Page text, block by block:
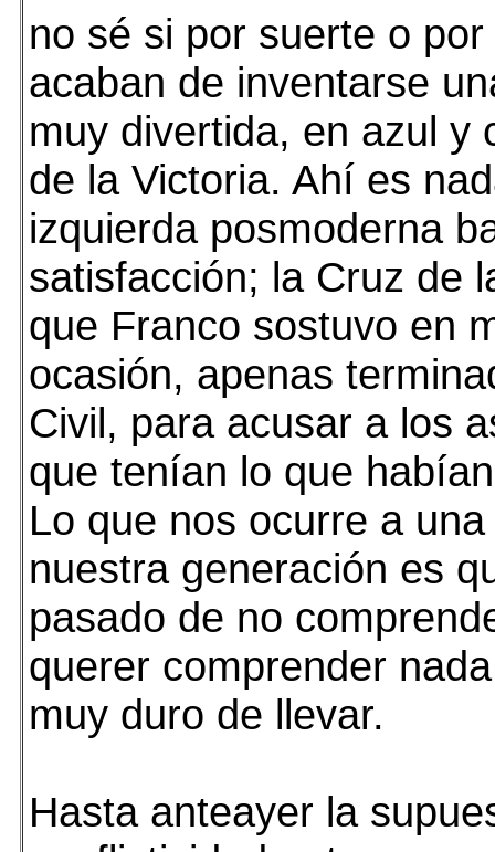
no sé si por suerte o
acaban de inventarse
muy divertida, en azul y
de la Victoria. Ahí es
izquierda posmoderna
satisfacción; la Cruz de
que Franco sostuvo en
ocasión, apenas
Civil, para acusar a los
que tenían lo que
Lo que nos ocurre a
nuestra generación es
pasado de no
querer comprender
muy duro de llevar.
Hasta anteayer la